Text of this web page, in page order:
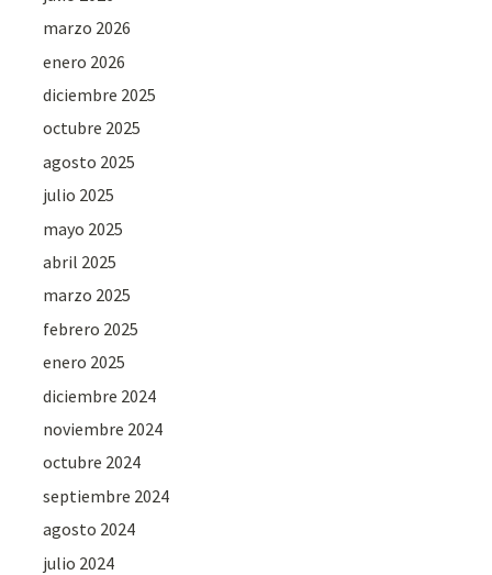
marzo 2026
enero 2026
diciembre 2025
octubre 2025
agosto 2025
julio 2025
mayo 2025
abril 2025
marzo 2025
febrero 2025
enero 2025
diciembre 2024
noviembre 2024
octubre 2024
septiembre 2024
agosto 2024
julio 2024